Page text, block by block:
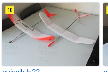
Jak postaveno
Vlastní konstrukce
Materiál
Balza + potah
Rozpětí
600 mm
10